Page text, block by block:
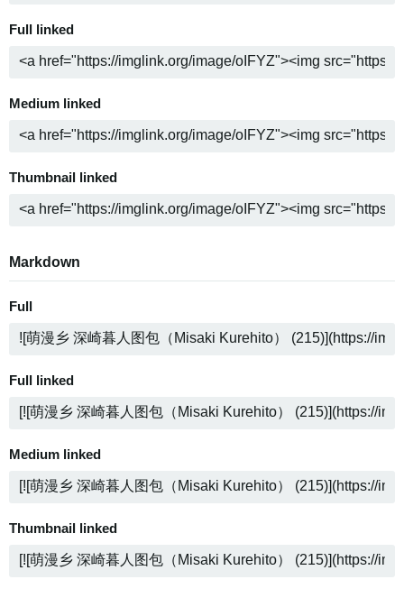
Full linked
Medium linked
Thumbnail linked
Markdown
Full
Full linked
Medium linked
Thumbnail linked